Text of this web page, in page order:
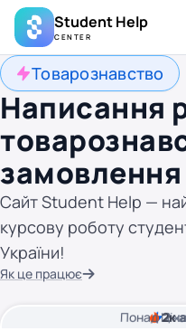
Student Help
CENTER
Товарознавство
Написання
замовлення
Сайт Student Help —
курсову роботу
України!
Як це працює
2
Понад2к